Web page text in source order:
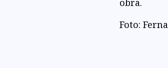
obra.
Foto: